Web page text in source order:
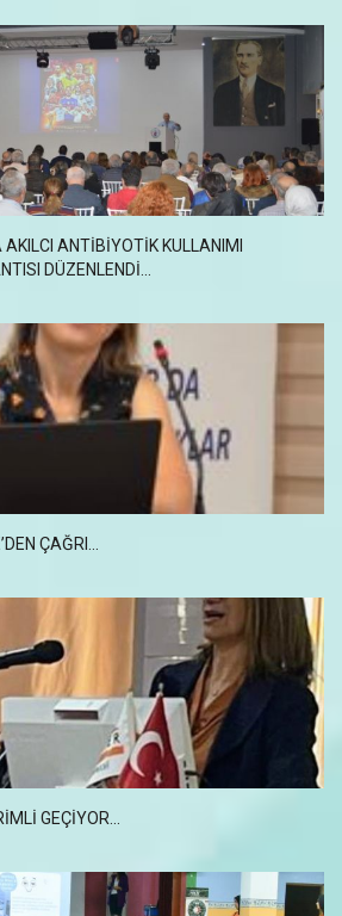
ANTIBIYOTIK KULLANIMI
DÜZENLENDI...
ÇAĞRI...
GEÇIYOR...